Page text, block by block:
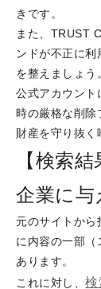
きです。
また、TRUST
ンドが不正に
を整えましょう
公式アカウント
時の厳格な削除
財産を守り抜く
【検索
企業に与
元のサイトか
に内容の一部
あります。
これに対し、検